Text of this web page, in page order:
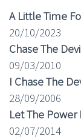
A Little Time
20/10/2023
Chase The
09/03/2010
I Chase The
28/09/2006
Let The Power
02/07/2014